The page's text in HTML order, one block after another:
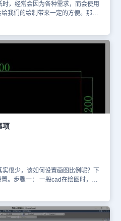
，经常会因为各种需求，而会使用
我们的绘制带来一定的方便。那么
方法：步骤一：首先打开CAD软
二：然后看到这个。 步骤三：选
骤如图所示，设置自己的快捷
靠的距离近一些，这样方便操作，
骤五：最后点击应用择性粘贴快捷
图过程中当需要进行CAD设置画
更多相关CAD教程可以访问浩辰
项
很少，该如何设置画图比例呢？下
。步骤一： 一般cad在绘图时，默
可以。这里以绘制一个长
说明。这里采用先画图后缩放的方